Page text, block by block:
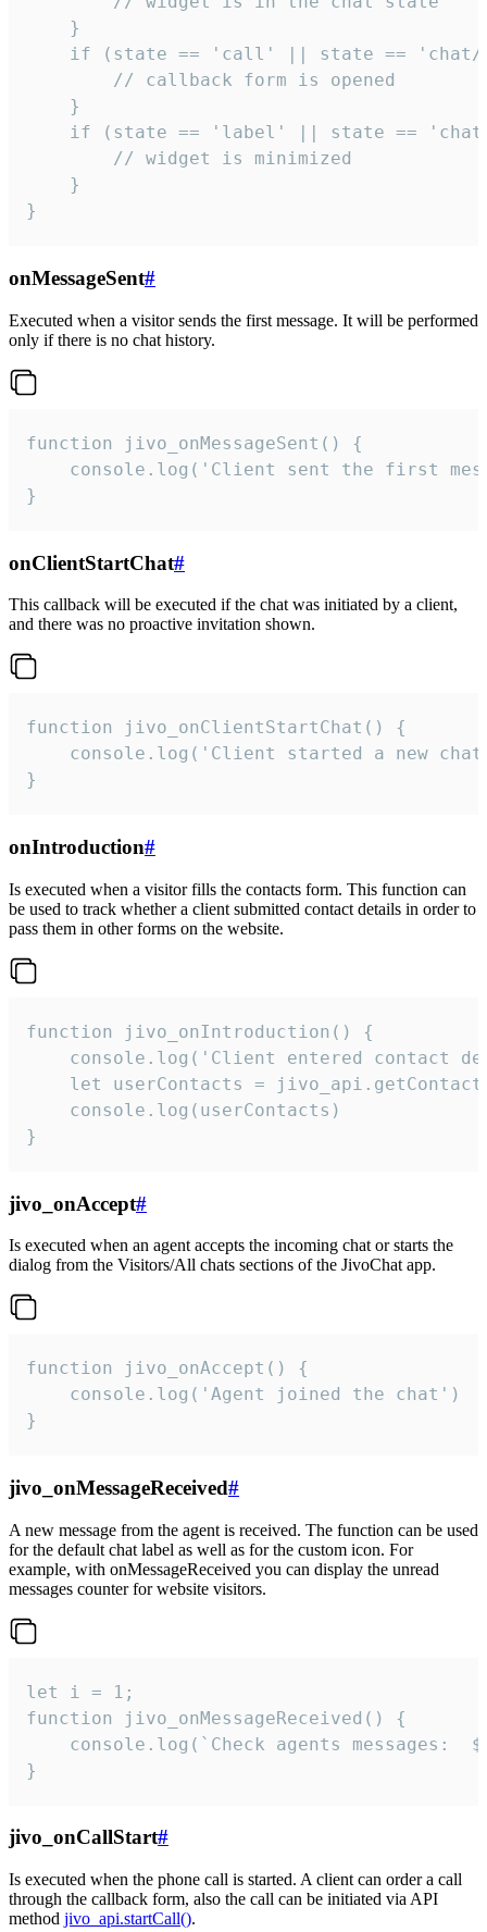
    }
if (state == 'call' || state ==
        // callback form is opened
    }
if (state == 'label' || state ==
        // widget is minimized
    }
}
onMessageSent#
Executed when a visitor sends the first message. It will be performed
only if there is no chat history.
function jivo_onMessageSent() {
console.log('Client sent the first
}
onClientStartChat#
This callback will be executed if the chat was initiated by a client,
and there was no proactive invitation shown.
function jivo_onClientStartChat() {
console.log('Client started a new
}
onIntroduction#
Is executed when a visitor fills the contacts form. This function can
be used to track whether a client submitted contact details in order to
pass them in other forms on the website.
function jivo_onIntroduction() {
console.log('Client entered contact
let userContacts =
    console.log(userContacts)
}
jivo_onAccept#
Is executed when an agent accepts the incoming chat or starts the
dialog from the Visitors/All chats sections of the JivoChat app.
function jivo_onAccept() {
}
jivo_onMessageReceived#
A new message from the agent is received. The function can be used
for the default chat label as well as for the custom icon. For
example, with onMessageReceived you can display the unread
messages counter for website visitors.
let i = 1;
function jivo_onMessageReceived() {
}
jivo_onCallStart#
Is executed when the phone call is started. A client can order a call
through the callback form, also the call can be initiated via API
method jivo_api.startCall().